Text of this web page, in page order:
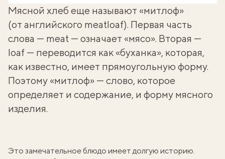
Мясной хлеб еще называют «митлоф»
(от английского meatloaf). Первая часть
слова — meat — означает «мясо». Вторая —
loaf — переводится как «буханка», которая,
как известно, имеет прямоугольную форму.
Поэтому «митлоф» — слово, которое
определяет и содержание, и форму мясного
изделия.
Это замечательное блюдо имеет долгую историю.